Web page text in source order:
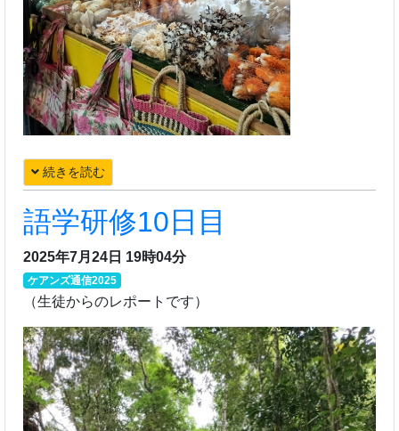
続きを読む
語学研修10日目
2025年7月24日 19時04分
ケアンズ通信2025
（生徒からのレポートです）